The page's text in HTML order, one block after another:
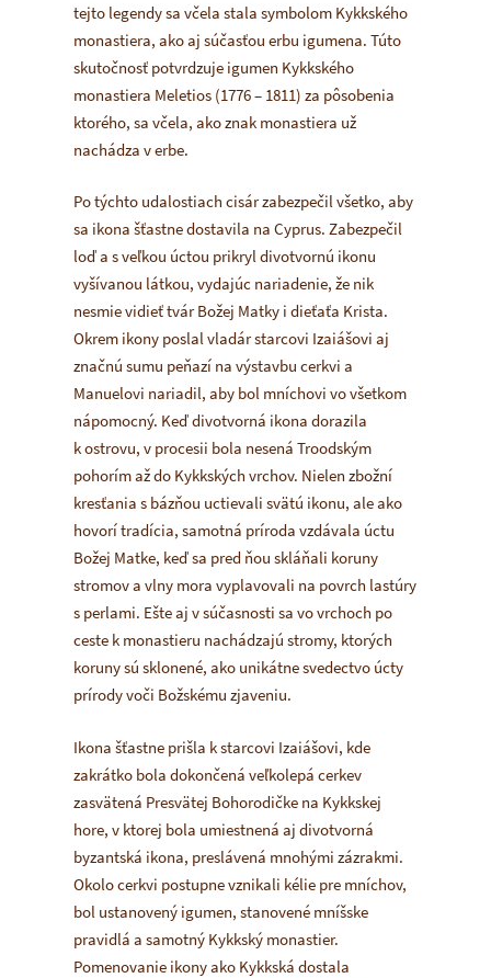
tejto legendy sa včela stala symbolom Kykkského
monastiera, ako aj súčasťou erbu igumena. Túto
skutočnosť potvrdzuje igumen Kykkského
monastiera Meletios (1776 – 1811) za pôsobenia
ktorého, sa včela, ako znak monastiera už
nachádza v erbe.
Po týchto udalostiach cisár zabezpečil všetko, aby
sa ikona šťastne dostavila na Cyprus. Zabezpečil
loď a s veľkou úctou prikryl divotvornú ikonu
vyšívanou látkou, vydajúc nariadenie, že nik
nesmie vidieť tvár Božej Matky i dieťaťa Krista.
Okrem ikony poslal vladár starcovi Izaiášovi aj
značnú sumu peňazí na výstavbu cerkvi a
Manuelovi nariadil, aby bol mníchovi vo všetkom
nápomocný. Keď divotvorná ikona dorazila
k ostrovu, v procesii bola nesená Troodským
pohorím až do Kykkských vrchov. Nielen zbožní
kresťania s bázňou uctievali svätú ikonu, ale ako
hovorí tradícia, samotná príroda vzdávala úctu
Božej Matke, keď sa pred ňou skláňali koruny
stromov a vlny mora vyplavovali na povrch lastúry
s perlami. Ešte aj v súčasnosti sa vo vrchoch po
ceste k monastieru nachádzajú stromy, ktorých
koruny sú sklonené, ako unikátne svedectvo úcty
prírody voči Božskému zjaveniu.
Ikona šťastne prišla k starcovi Izaiášovi, kde
zakrátko bola dokončená veľkolepá cerkev
zasvätená Presvätej Bohorodičke na Kykkskej
hore, v ktorej bola umiestnená aj divotvorná
byzantská ikona, preslávená mnohými zázrakmi.
Okolo cerkvi postupne vznikali kélie pre mníchov,
bol ustanovený igumen, stanovené mníšske
pravidlá a samotný Kykkský monastier.
Pomenovanie ikony ako Kykkská dostala